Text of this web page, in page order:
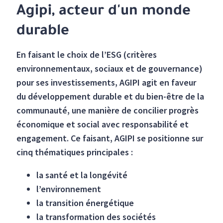
Agipi, acteur d'un monde
durable
En faisant le choix de l’ESG (critères
environnementaux, sociaux et de gouvernance)
pour ses investissements, AGIPI agit en faveur
du développement durable et du bien-être de la
communauté, une manière de concilier progrès
économique et social avec responsabilité et
engagement. Ce faisant, AGIPI se positionne sur
cinq thématiques principales :
la santé et la longévité
l’environnement
la transition énergétique
la transformation des sociétés